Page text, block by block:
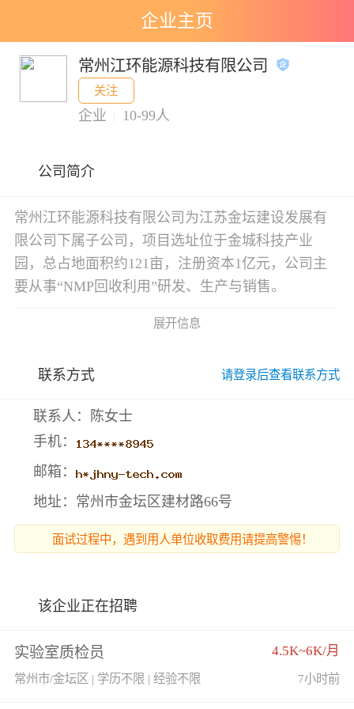
企业主页
常州江环能源科技有限公司
关注
企业 10-99人
公司简介
常州江环能源科技有限公司为江苏金坛建设发展有
限公司下属子公司，项目选址位于金城科技产业
园，总占地面积约121亩，注册资本1亿元，公司主
要从事“NMP回收利用”研发、生产与销售。
展开信息
联系方式 请登录后查看联系方式
联系人：陈女士
手机：
邮箱：
地址：常州市金坛区建材路66号
面试过程中，遇到用人单位收取费用请提高警惕！
该企业正在招聘
实验室质检员 4.5K~6K/月
常州市/金坛区 | 学历不限 | 经验不限 7小时前